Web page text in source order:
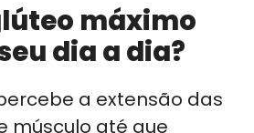
máximo
dia a dia?
a extensão das
músculo até que